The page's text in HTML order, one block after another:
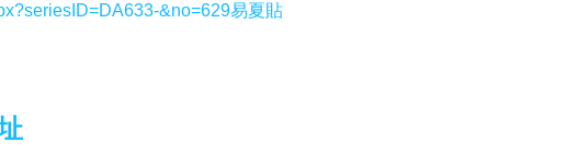
&no=629易夏貼